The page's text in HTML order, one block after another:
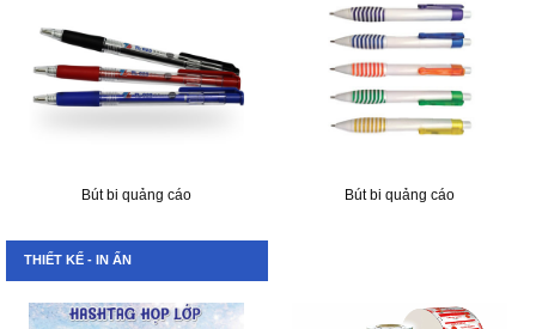
Bút bi quảng cáo Bút bi quảng cáo
THIẾT KẾ - IN ẤN